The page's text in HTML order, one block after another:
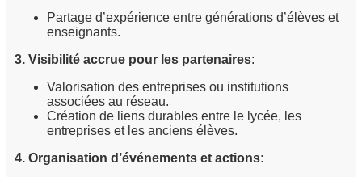
Partage d’expérience entre générations d’élèves et
enseignants.
3. Visibilité accrue pour les partenaires:
Valorisation des entreprises ou institutions
associées au réseau.
Création de liens durables entre le lycée, les
entreprises et les anciens élèves.
4. Organisation d’événements et actions: